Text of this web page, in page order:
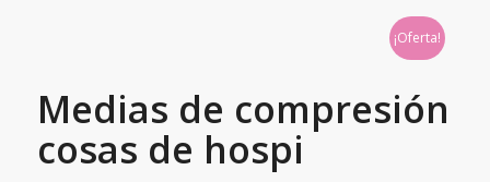
¡Oferta!
Medias de compresión
cosas de hospi